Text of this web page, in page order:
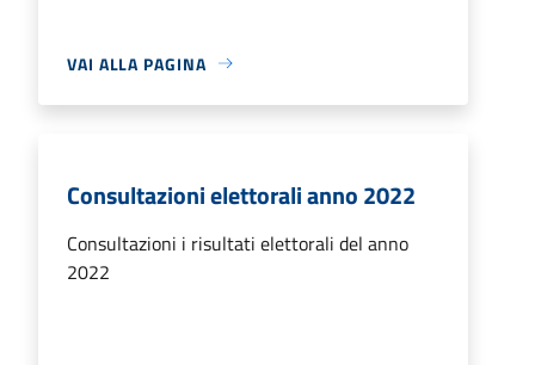
VAI ALLA PAGINA
Consultazioni elettorali anno 2022
Consultazioni i risultati elettorali del anno
2022